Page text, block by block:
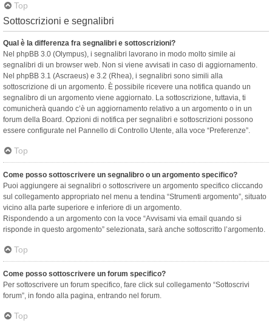
Top
Sottoscrizioni e segnalibri
Qual è la differenza fra segnalibri e sottoscrizioni?
Nel phpBB 3.0 (Olympus), i segnalibri lavorano in modo molto simile ai
segnalibri di un browser web. Non si viene avvisati in caso di aggiornamento.
Nel phpBB 3.1 (Ascraeus) e 3.2 (Rhea), i segnalibri sono simili alla
sottoscrizione di un argomento. È possibile ricevere una notifica quando un
segnalibro di un argomento viene aggiornato. La sottoscrizione, tuttavia, ti
comunicherà quando c’è un aggiornamento relativo a un argomento o in un
forum della Board. Opzioni di notifica per segnalibri e sottoscrizioni possono
essere configurate nel Pannello di Controllo Utente, alla voce “Preferenze”.
Top
Come posso sottoscrivere un segnalibro o un argomento specifico?
Puoi aggiungere ai segnalibri o sottoscrivere un argomento specifico cliccando
sul collegamento appropriato nel menu a tendina “Strumenti argomento”, situato
vicino alla parte superiore e inferiore di un argomento.
Rispondendo a un argomento con la voce “Avvisami via email quando si
risponde in questo argomento” selezionata, sarà anche sottoscritto l’argomento.
Top
Come posso sottoscrivere un forum specifico?
Per sottoscrivere un forum specifico, fare click sul collegamento “Sottoscrivi
forum”, in fondo alla pagina, entrando nel forum.
Top